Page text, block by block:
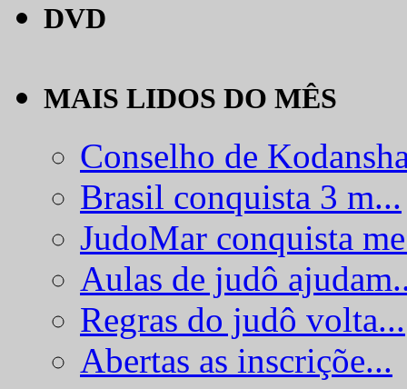
DVD
MAIS LIDOS DO MÊS
Conselho de
Brasil conquista 3 m...
JudoMar conquista
Aulas de judô
Regras do judô volta...
Abertas as inscriçõe...